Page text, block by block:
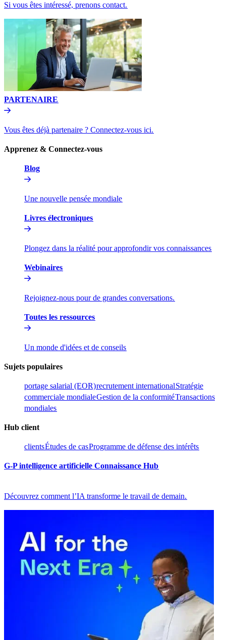
Si vous êtes intéressé, prenons contact.​​
PARTENAIRE​​
Vous êtes déjà partenaire ? Connectez-vous ici.​​
Apprenez & Connectez-vous​​
Blog​​
Une nouvelle pensée mondiale​​
Livres électroniques​​
Plongez dans la réalité pour approfondir vos connaissances​​
Webinaires​​
Rejoignez-nous pour de grandes conversations.​​
Toutes les ressources​​
Un monde d'idées et de conseils​​
Sujets populaires​​
portage salarial (EOR)​​recrutement international​​Stratégie
commerciale mondiale​​Gestion de la conformité​​Transactions
mondiales​​
Hub client​​
clients​​Études de cas​​Programme de défense des intérêts​​
G-P intelligence artificielle Connaissance Hub​​
Découvrez comment l’IA transforme le travail de demain.​​